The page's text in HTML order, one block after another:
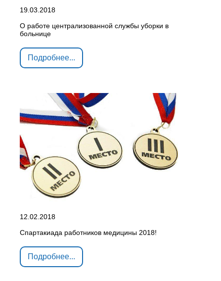
19.03.2018
О работе централизованной службы уборки в
больнице
Подробнее...
12.02.2018
Спартакиада работников медицины 2018!
Подробнее...